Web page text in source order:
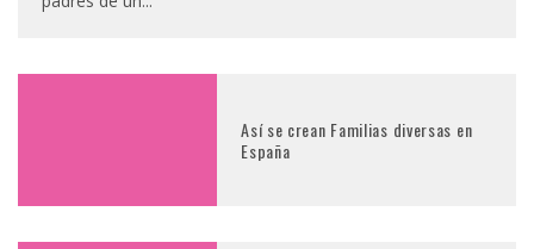
Así se crean Familias diversas en
España